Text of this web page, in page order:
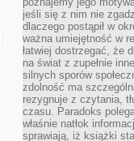
jeśli się z nim nie
dlaczego postąpił w
ważna umiejętność w
łatwiej dostrzegać, że
na świat z zupełnie
silnych sporów
zdolność ma
rezygnuje z czytania,
czasu. Paradoks
właśnie natłok
sprawiają, iż książki